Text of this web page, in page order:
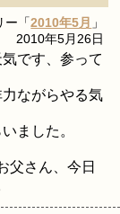
ー「2010年5月 」
2010年5月26日
です、参って
ながらやる気
ました。
父さん、今日